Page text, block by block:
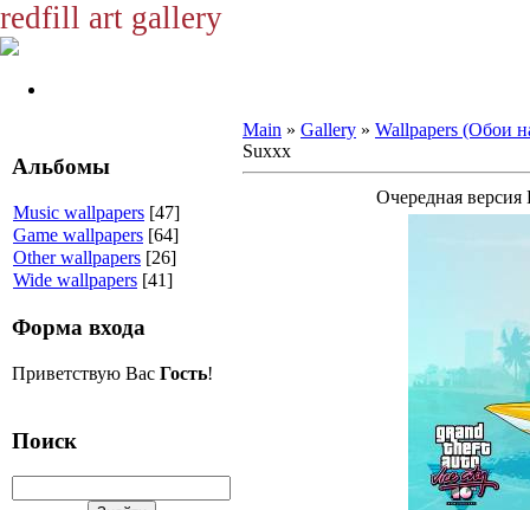
redfill art gallery
Альбомы
Music wallpapers [47]
Game wallpapers [64]
Other wallpapers [26]
Wide wallpapers [41]
Форма входа
Приветствую Вас Гость!
Поиск
Main » Gallery » Wallpapers (Обои
Suxxx
Очередная